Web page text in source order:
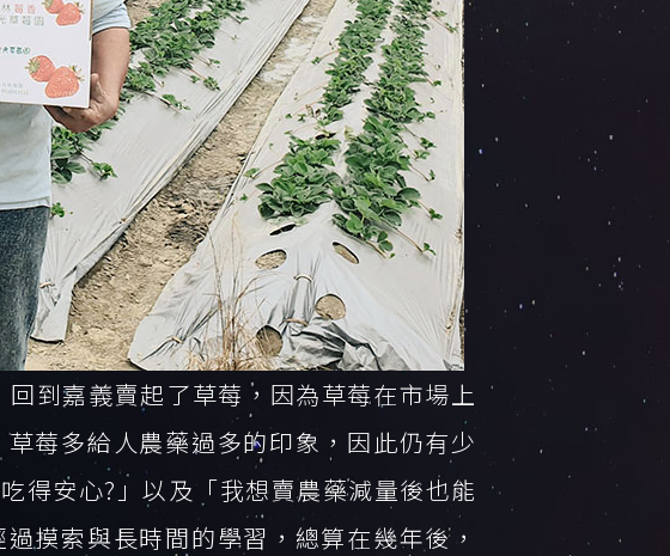
到嘉義賣起了草莓，因為草莓在市場上
莓多給人農藥過多的印象，因此仍有少
得安心?」以及「我想賣農藥減量後也能
摸索與長時間的學習，總算在幾年後，